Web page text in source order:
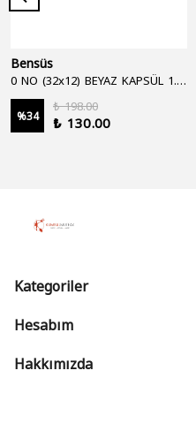
Bensüs
0 NO (32x12) BEYAZ KAPSÜL 1.250'Lİ
%34
₺ 198.00
₺ 130.00
Kategoriler
Hesabım
Hakkımızda